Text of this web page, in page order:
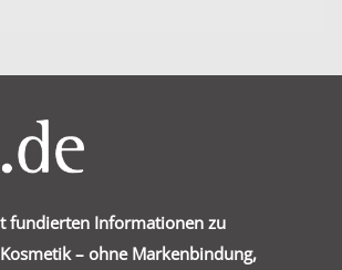
fundierten Informationen zu
– ohne Markenbindung,